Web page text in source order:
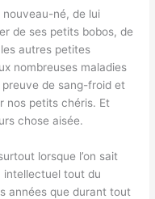
nouveau-né, de lui
de ses petits bobos, de
autres petites
nombreuses maladies
de sang-froid et
nos petits chéris. Et
chose aisée.
lorsque l’on sait
intellectuel tout du
années que durant tout